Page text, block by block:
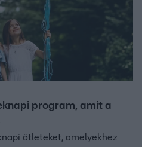
program, amit a
ötleteket, amelyekhez